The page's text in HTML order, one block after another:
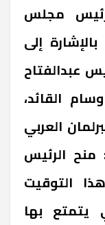
مجلس
إلى
عبدالفتاح
القائد،
العربي
منح الرئيس
التوقيت
يتمتع بها